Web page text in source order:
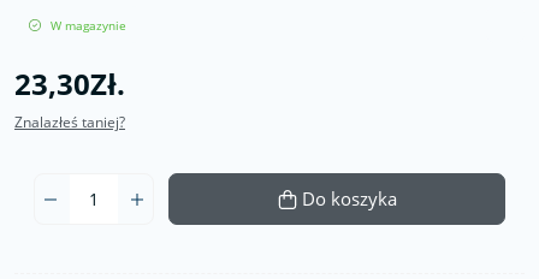
W magazynie
23,30Zł.
Znalazłeś taniej?
Do koszyka